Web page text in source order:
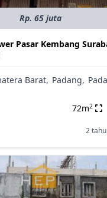
Rp. 65 juta
Pasar Kembang
Barat, Padang,
72m2
2